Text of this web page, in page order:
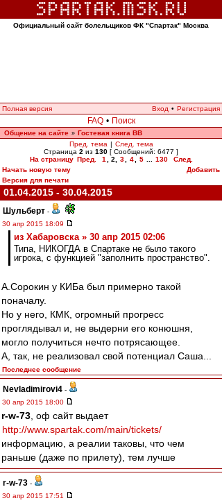
Официальный сайт болельщиков ФК "Спартак" Москва
Полная версия Вход • Регистрация
FAQ • Поиск
Общение на сайте » Гостевая книга ВВ
Пред. тема | След. тема
Страница 2 из 130 [ Сообщений: 6477 ]
На страницу Пред. 1 2 3 4 5 130
След.
Начать новую тему
Добавить
Версия для печати
01.04.2015 - 30.04.2015
Шульберт -
30 апр 2015 18:09
из Хабаровска » 30 апр 2015 02:06
Типа, НИКОГДА в Спартаке не было такого
игрока, с функцией "заполнить пространство".
А.Сорокин у КИБа был примерно такой
поначалу.
Но у него, КМК, огромный прогресс
проглядывал и, не выдерни его конюшня,
могло получиться нечто потрясающее.
А, так, не реализовал свой потенциал Саша...
Последнее сообщение
Nevladimirovi4 -
30 апр 2015 18:00
r-w-73 , оф сайт выдает
http://www.spartak.com/main/tickets/
информацию, а реалии таковы, что чем
раньше (даже по прилету), тем лучше
r-w-73 -
30 апр 2015 17:51